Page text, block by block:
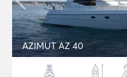
AZIMUT AZ 40